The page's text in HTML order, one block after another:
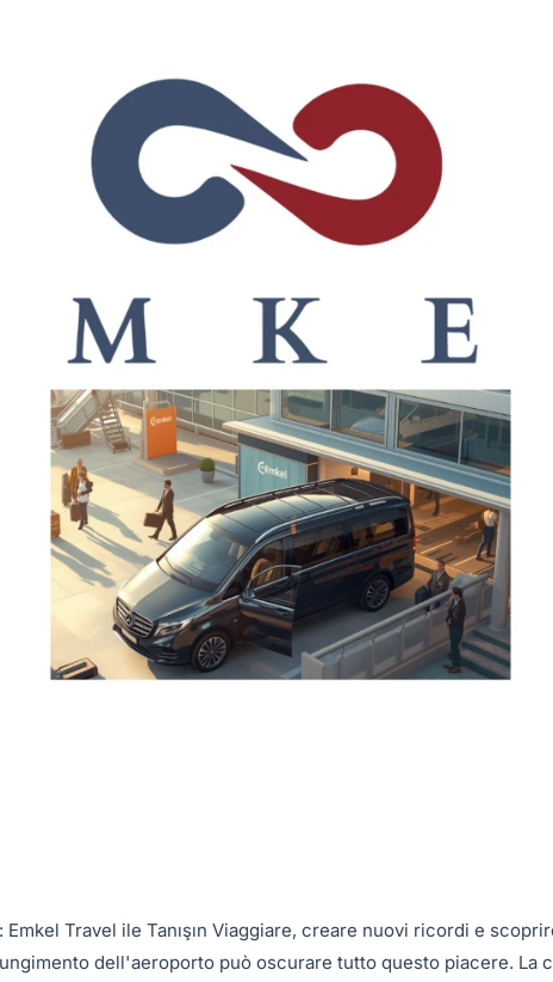
Travel ile Tanışın Viaggiare, creare nuovi ricordi e
dell'aeroporto può oscurare tutto questo piacere. La